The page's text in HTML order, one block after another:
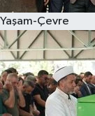
Yaşam-Çevre
Teknoloji
Yaşam-